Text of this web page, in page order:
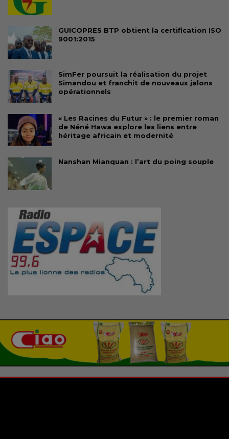
GUICOPRES BTP obtient la certification ISO
9001:2015
SimFer poursuit la réalisation du projet
Simandou et franchit de nouveaux jalons
opérationnels
« Les Racines du Futur » : le premier roman
de Néné Hawa explore les liens entre
héritage africain et modernité
Nanshan Mianquan : l’art du poing souple